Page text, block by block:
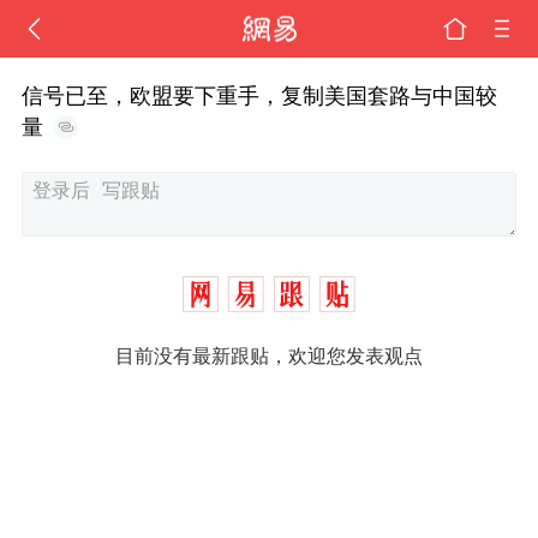
信号已至，欧盟要下重手，复制美国套路与中国较
量
目前没有最新跟贴，欢迎您发表观点